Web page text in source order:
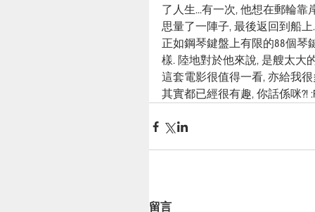
了人生...有一次, 他想在郵輪
思量了一陣子, 最後返回到船
正如鋼琴鍵盤上有限的88個琴
樣. 陸地對於他來說, 是艘太大
這套電影很值得一看, 亦給我
其實都已經很有趣, 你話係咪?!
留言